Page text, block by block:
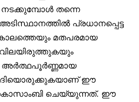
തന്നെ
അടിസ്ഥാനത്തിൽ പ്രധാനപ്പെട്ട
മതപരമായ
ഈ
ചെയ്യുന്നത്. ഈ